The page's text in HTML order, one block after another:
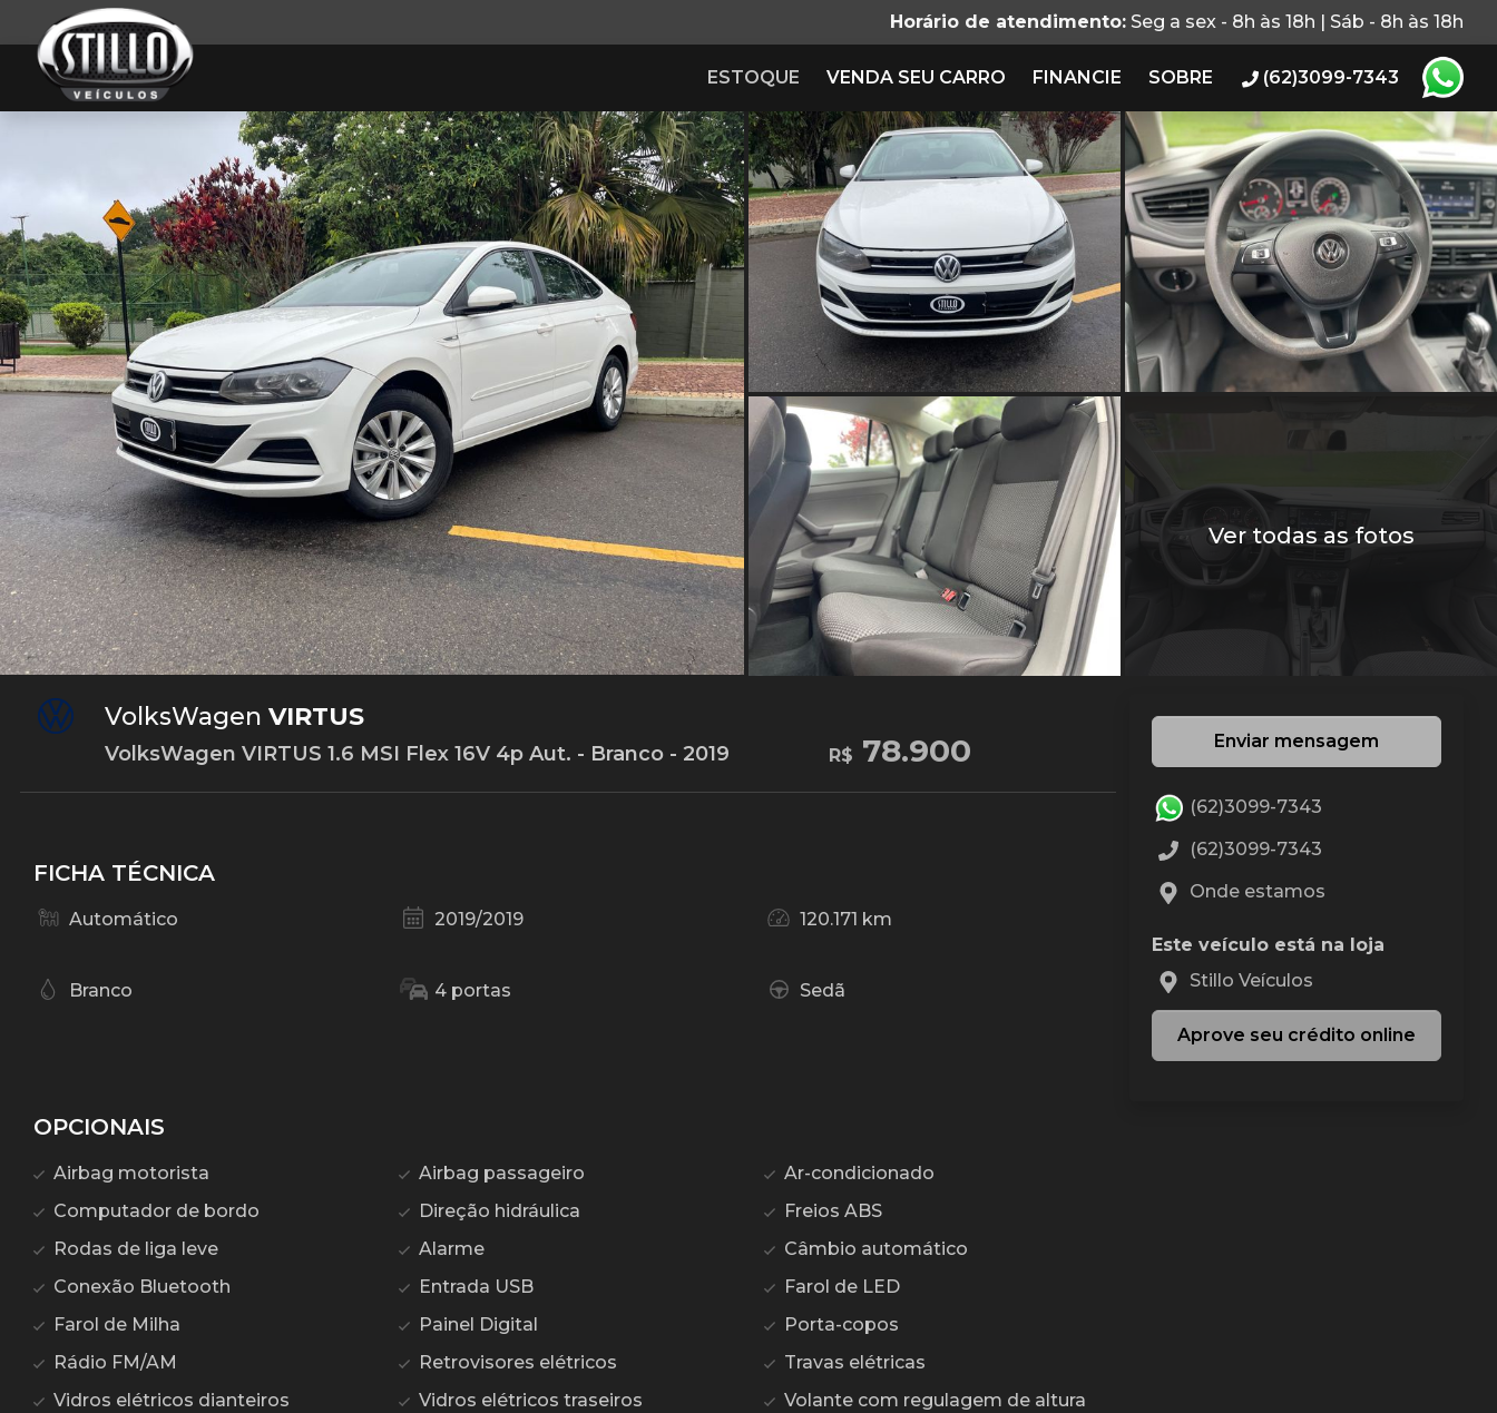
Horário de atendimento: Seg a sex - 8h às 18h | Sáb - 8h às 18h
ESTOQUE VENDA SEU CARRO FINANCIE SOBRE (62)3099-7343
Ver todas as fotos
VolksWagen VIRTUS
VolksWagen VIRTUS 1.6 MSI Flex 16V 4p Aut. - Branco - 2019 R$ 78.900
FICHA TÉCNICA
Automático 2019/2019 120.171 km
Branco 4 portas Sedã
OPCIONAIS
Airbag motorista Airbag passageiro
Ar-condicionado
Computador de bordo
Direção hidráulica
Freios ABS
Rodas de liga leve
Alarme
Câmbio automático
Conexão Bluetooth
Entrada USB
Farol de LED
Farol de Milha
Painel Digital
Porta-copos
Rádio FM/AM
Retrovisores elétricos
Travas elétricas
Vidros elétricos dianteiros
Vidros elétricos traseiros
Volante com regulagem de altura
Enviar mensagem
(62)3099-7343
(62)3099-7343
Onde estamos
Este veículo está na loja
Stillo Veículos
Aprove seu crédito online